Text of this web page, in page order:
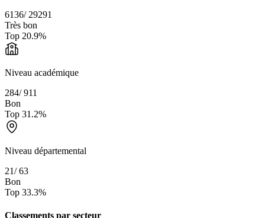
6136/ 29291
Très bon
Top 20.9%
Niveau académique
284/911
Bon
Top 31.2%
Niveau départemental
21/63
Bon
Top 33.3%
Classements par secteur